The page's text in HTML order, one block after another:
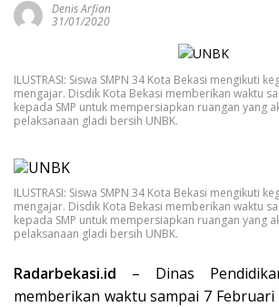
Denis Arfian
31/01/2020
ILUSTRASI: Siswa SMPN 34 Kota Bekasi mengikuti
mengajar. Disdik Kota Bekasi memberikan waktu
kepada SMP untuk mempersiapkan ruangan yang
pelaksanaan gladi bersih UNBK.
ILUSTRASI: Siswa SMPN 34 Kota Bekasi mengikuti
mengajar. Disdik Kota Bekasi memberikan waktu
kepada SMP untuk mempersiapkan ruangan yang
pelaksanaan gladi bersih UNBK.
Radarbekasi.id – Dinas
memberikan waktu sampai 7